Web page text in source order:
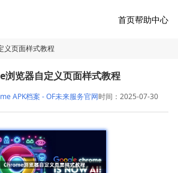
首页帮助中心
义页面样式教程
浏览器自定义页面样式教程
APK档案 - OF未来服务官网时间：2025-07-30